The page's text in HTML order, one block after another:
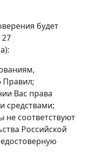
будет
27
Правил;
Вас права
средствами;
не соответствуют
Российской